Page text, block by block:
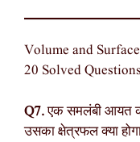
Volume and
20 Solved Questions
Q7.एक समलंबी आयत
उसका क्षेत्रफल क्या